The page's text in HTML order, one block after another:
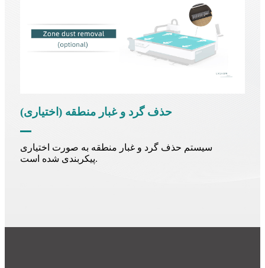
حذف گرد و غبار منطقه (اختیاری)
سیستم حذف گرد و غبار منطقه به صورت اختیاری
پیکربندی شده است.